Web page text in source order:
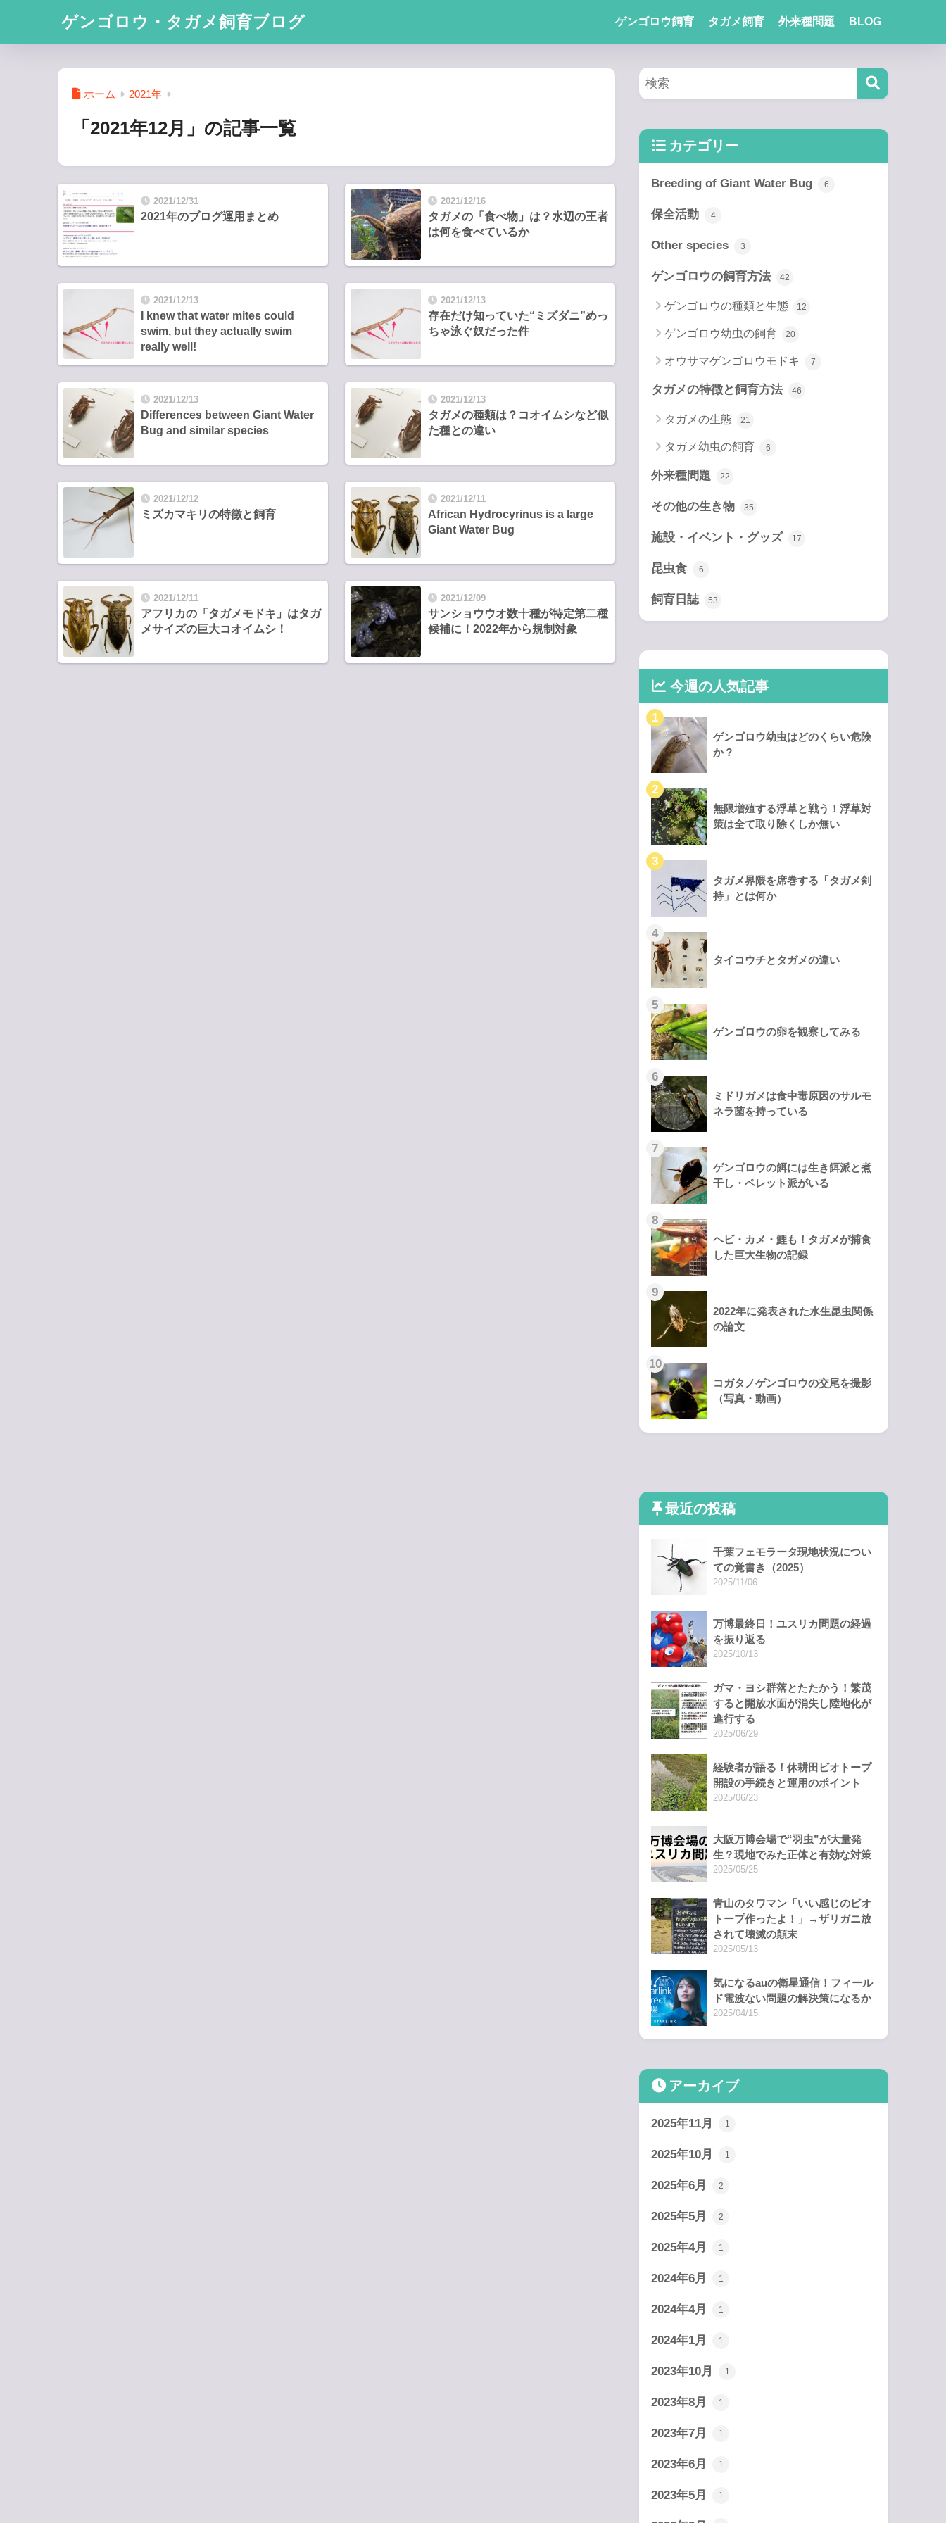
ゲンゴロウ・タガメ飼育ブログ ゲンゴロウ飼育 タガメ飼育 外来種問題 BLOG
ホーム 2021年
「2021年12月」の記事一覧
2021/12/31
2021年のブログ運用まとめ
2021/12/16
タガメの「食べ物」は？水辺の王者
は何を食べているか
2021/12/13
I knew that water mites could
swim, but they actually swim
really well!
2021/12/13
存在だけ知っていた“ミズダニ”めっ
ちゃ泳ぐ奴だった件
2021/12/13
Differences between Giant Water
Bug and similar species
2021/12/13
タガメの種類は？コオイムシなど似
た種との違い
2021/12/12
ミズカマキリの特徴と飼育
2021/12/11
African Hydrocyrinus is a large
Giant Water Bug
2021/12/11
アフリカの「タガメモドキ」はタガ
メサイズの巨大コオイムシ！
2021/12/09
サンショウウオ数十種が特定第二種
候補に！2022年から規制対象
カテゴリー
Breeding of Giant Water Bug 6
保全活動 4
Other species 3
ゲンゴロウの飼育方法 42
ゲンゴロウの種類と生態 12
ゲンゴロウ幼虫の飼育 20
オウサマゲンゴロウモドキ 7
タガメの特徴と飼育方法 46
タガメの生態 21
タガメ幼虫の飼育 6
外来種問題 22
その他の生き物 35
施設・イベント・グッズ 17
昆虫食 6
飼育日誌 53
今週の人気記事
ゲンゴロウ幼虫はどのくらい危険
か？
無限増殖する浮草と戦う！浮草対
策は全て取り除くしか無い
タガメ界隈を席巻する「タガメ剣
持」とは何か
タイコウチとタガメの違い
ゲンゴロウの卵を観察してみる
ミドリガメは食中毒原因のサルモ
ネラ菌を持っている
ゲンゴロウの餌には生き餌派と煮
干し・ペレット派がいる
ヘビ・カメ・鯉も！タガメが捕食
した巨大生物の記録
2022年に発表された水生昆虫関係
の論文
コガタノゲンゴロウの交尾を撮影
（写真・動画）
最近の投稿
千葉フェモラータ現地状況につい
ての覚書き（2025）
2025/11/06
万博最終日！ユスリカ問題の経過
を振り返る
2025/10/13
ガマ・ヨシ群落とたたかう！繁茂
すると開放水面が消失し陸地化が
進行する
2025/06/29
経験者が語る！休耕田ビオトープ
開設の手続きと運用のポイント
2025/06/23
大阪万博会場で“羽虫”が大量発
生？現地でみた正体と有効な対策
2025/05/25
青山のタワマン「いい感じのビオ
トープ作ったよ！」→ザリガニ放
されて壊滅の顛末
2025/05/13
気になるauの衛星通信！フィール
ド電波ない問題の解決策になるか
2025/04/15
アーカイブ
2025年11月 1
2025年10月 1
2025年6月 2
2025年5月 2
2025年4月 1
2024年6月 1
2024年4月 1
2024年1月 1
2023年10月 1
2023年8月 1
2023年7月 1
2023年6月 1
2023年5月 1